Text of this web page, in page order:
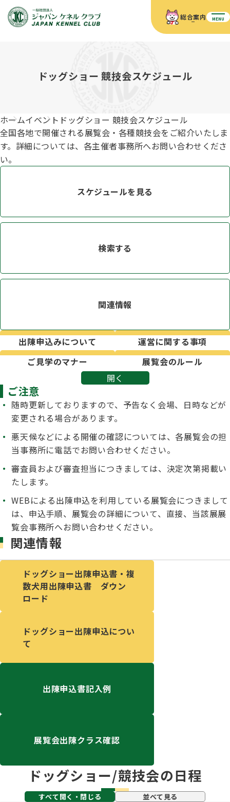
総合案内 MENU
JKCの活動内容
組織概要
沿革
ディスクロージャー（情報公開）
有識者会議の提言について
入会のご案内
3分でわかるジャパンケネルクラブ
ジャパンケネルクラブチャンネルYouTube
ガゼットのご案内
犬種別犬籍登録頭数
長寿犬表彰について
災害救助犬の育成
血統証明書について
血統証明書・各種申請
血統証明書・所有者名義変更
DNA登録
繁殖についての基礎知識
正しいブリーディングと守るべき心得
ティーカッププードル、豆柴について
遺伝子疾患について考えよう
「動物の愛護及び管理に関する法律」
股関節形成不全症(HD)と肘関節異形成症(ED)について
人工授精について
子犬を繁殖した方へ 〜 子犬の正式な名前のつけ方
血統証明書・よくあるご質問
ドッグショー 競技会スケジュール
ドッグショー
FCIインターナショナルドッグショー開催のご案内
チャンピオンについて(ドッグショー・競技会)
JKCブリーディングアワード
アジリティー競技会
フライボール競技会
オビディエンス競技会
IGP
トリミング競技会
ジュニアハンドラー
過去の大会結果
犬種紹介
新登録犬種のご紹介
キーワードラリー2025
ジャックお面を作ってあそぼう♪
JKC公認資格
JKC公認資格
「資格更新料の自動引落」のご利用について
ハンドラー
訓練士
スチュワード
審査員
アニマル衛生士
刊行物
刊行物のご案内
お知らせ 会員向け情報
ドッグショー 競技会スケジュール
ホームイベント ドッグショー 競技会スケジュール
全国各地で開催される展覧会・各種競技会をご紹介いたしま
す。詳細については、各主催者事務所へお問い合わせくださ
い。
スケジュールを見る
検索する
関連情報
出陳申込みについて
開く
運営に関する事項
ご見学のマナー
展覧会のルール
ご注意
随時更新しておりますので、予告なく会場、日時などが
変更される場合があります。
悪天候などによる開催の確認については、各展覧会の担
当事務所に電話でお問い合わせください。
審査員および審査担当につきましては、決定次第掲載い
たします。
WEBによる出陳申込を利用している展覧会につきまして
は、申込手順、展覧会の詳細について、直接、当該展展
覧会事務所へお問い合わせください。
関連情報
ドッグショー出陳申込書・複
数犬用出陳申込書 ダウン
ロード
ドッグショー出陳申込につい
て
出陳申込書記入例
展覧会出陳クラス確認
ドッグショー/競技会の日程
並べて見る
すべて開く・閉じる